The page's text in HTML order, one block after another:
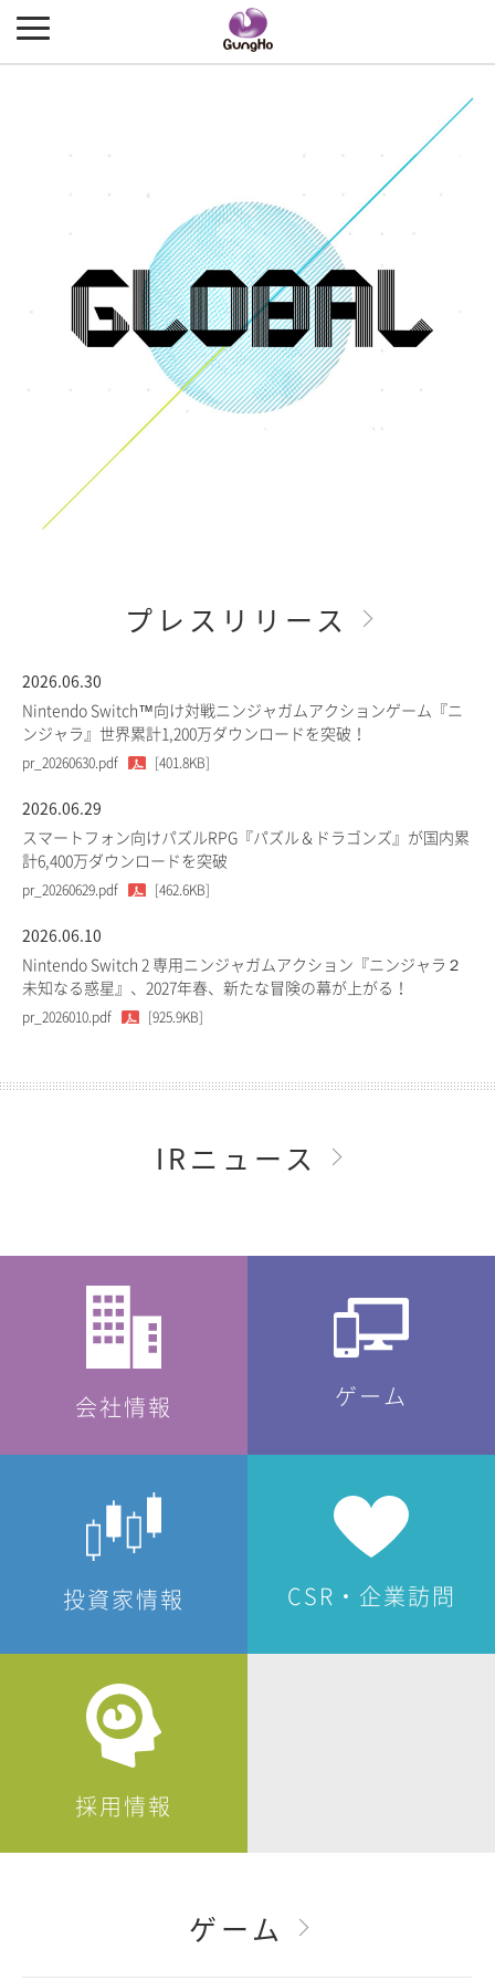
プレスリリース
2026.06.30
Nintendo Switch™向け対戦ニンジャガムアクションゲーム『ニ
ンジャラ』世界累計1,200万ダウンロードを突破！
pr_20260630.pdf [401.8KB]
2026.06.29
スマートフォン向けパズルRPG『パズル＆ドラゴンズ』が国内累
計6,400万ダウンロードを突破
pr_20260629.pdf [462.6KB]
2026.06.10
Nintendo Switch 2 専用ニンジャガムアクション『ニンジャラ２
未知なる惑星』、2027年春、新たな冒険の幕が上がる！
pr_2026010.pdf [925.9KB]
IRニュース
会社情報
ゲーム
投資家情報 CSR・企業訪問
採用情報
ゲーム